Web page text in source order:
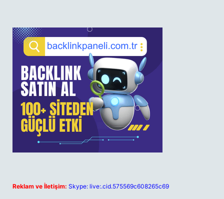
Reklam ve İletişim: Skype: live:.cid.575569c608265c69